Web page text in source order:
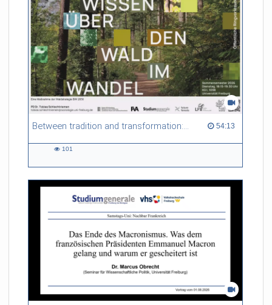
Württemberg (FVA Freiburg) und spannt einen Bogen von
Wald als Erholungsraum, als Arbeitsort und als Arena
gesellschaftlicher Transformationsprozesse.
Referent/in:
PD Dr. Stephanie Bethmann
(Leiterin SGW, FVA Freiburg)
Between tradition and transformation: how owners, advisers and institutions co-create knowledge for resilient forests in Europe 54:13
54:13 duration
101